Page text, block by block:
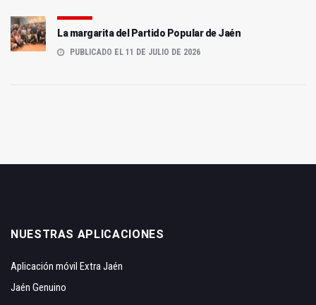
La margarita del Partido Popular de Jaén
PUBLICADO EL 11 DE JULIO DE 2026
NUESTRAS APLICACIONES
Aplicación móvil Extra Jaén
Jaén Genuino